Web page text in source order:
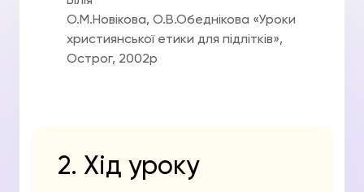
О.М.Новікова, О.В.Обеднікова «Уроки
християнської етики для підлітків»,
Острог, 2002р
2. Хід уроку